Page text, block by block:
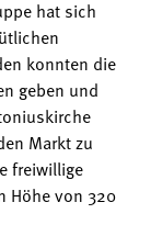
hat sich
konnten die
geben und
Markt zu
freiwillige
Höhe von 320